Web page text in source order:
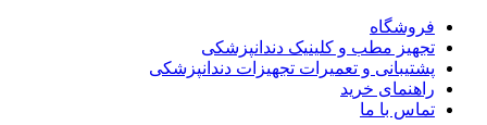
فروشگاه
تجهیز مطب و کلینیک دندانپزشکی
پشتیبانی و تعمیرات تجهیزات دندانپزشکی
راهنمای خرید
تماس با ما